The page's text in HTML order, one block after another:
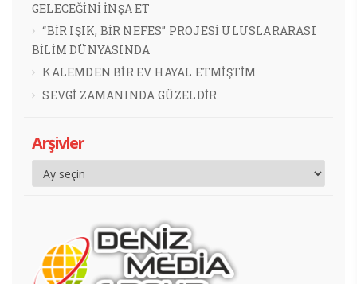
GELECEĞİNİ İNŞA ET
“BİR IŞIK, BİR NEFES” PROJESİ ULUSLARARASI
BİLİM DÜNYASINDA
KALEMDEN BİR EV HAYAL ETMİŞTİM
SEVGİ ZAMANINDA GÜZELDİR
Arşivler